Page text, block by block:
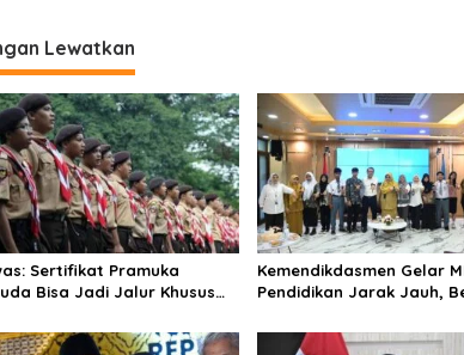
Lewatkan
Sertifikat Pramuka
Bisa Jadi Jalur Khusus
Kemendikdasmen Gelar
Pendidikan Jarak Jauh,
Belajar